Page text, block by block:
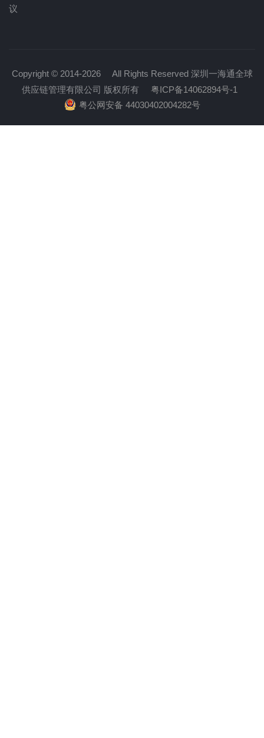
议
Copyright © 2014-2026All Rights Reserved 深圳一海通全球
供应链管理有限公司 版权所有 粤ICP备14062894号-1
粤公网安备 44030402004282号